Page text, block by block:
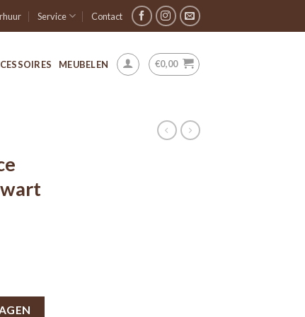
Service Contact
MEUBELEN €0,00